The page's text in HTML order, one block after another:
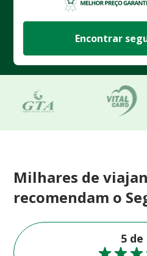
Encontrar
Milhares de
recomendam o
5 de